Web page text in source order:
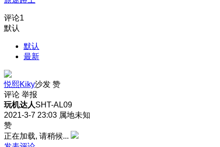
评论1
默认
默认
最新
悦熙Kiky沙发 赞
评论 举报
玩机达人SHT-AL09
2021-3-7 23:03 属地未知
赞
正在加载, 请稍候...